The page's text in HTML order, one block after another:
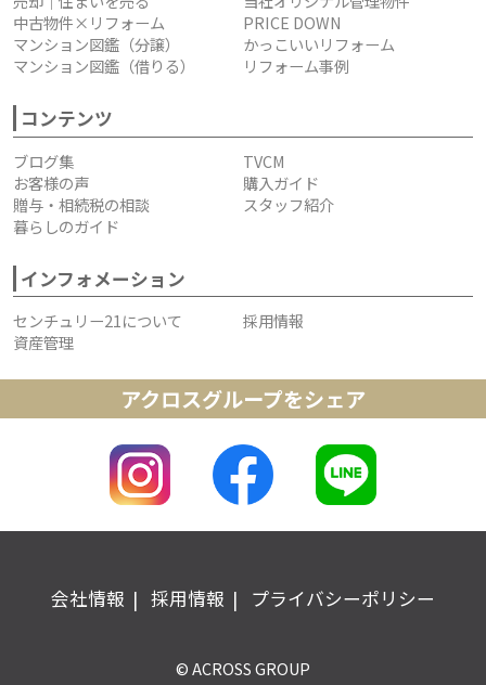
中古物件×リフォーム
PRICE DOWN
マンション図鑑（分譲）
かっこいいリフォーム
マンション図鑑（借りる）
リフォーム事例
コンテンツ
ブログ集
TVCM
お客様の声
購入ガイド
贈与・相続税の相談
スタッフ紹介
暮らしのガイド
インフォメーション
センチュリー21について
採用情報
資産管理
アクロスグループをシェア
会社情報 採用情報 プライバシーポリシー
© ACROSS GROUP